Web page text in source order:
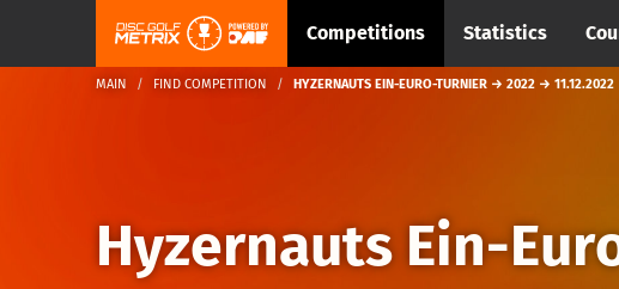
Competitions Statistics
MAIN FIND COMPETITION HYZERNAUTS EIN-EURO-TURNIER → 2022 → 11.12.2022
Hyzernauts Ein-